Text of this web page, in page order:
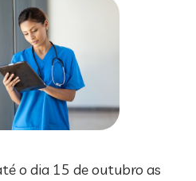
o dia 15 de outubro as